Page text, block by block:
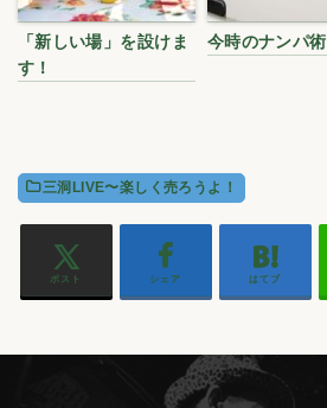
「新しい場」を設けま
す！
今時のナンパ術
三洞LIVE〜楽しく売ろうよ！
ポスト シェア はてブ